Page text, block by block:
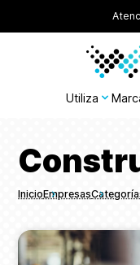
Utiliza
InicioEmpresas